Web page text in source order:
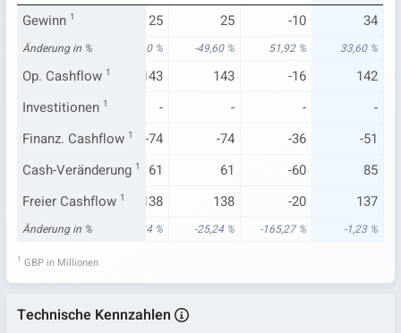
Gewinn 1 25 25 -10 34
Änderung in %
-209,47 % -49,60 % -49,60 % 51,92 % 33,60 %
Op. Cashflow 1
35 143 143 -16
142
Investitionen 1
- - - -
-
Finanz. Cashflow 1
-40 -74 -74 -36
-51
Cash-Veränderung 1
95 61 61 -60
85
Freier Cashflow 1
31 138 138 -20 137
Änderung in %
166,03 % -25,24 % -25,24 % -165,27 % -1,23 %
1 GBP in Millionen
Technische Kennzahlen